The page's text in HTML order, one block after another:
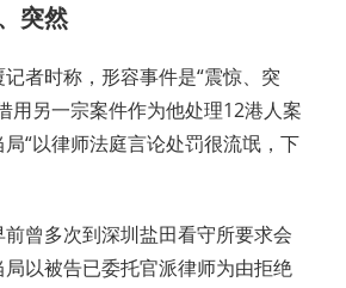
突然
者时称，形容事件是“震惊、突
用另一宗案件作为他处理12港人案
“以律师法庭言论处罚很流氓，下
曾多次到深圳盐田看守所要求会
局以被告已委托官派律师为由拒绝